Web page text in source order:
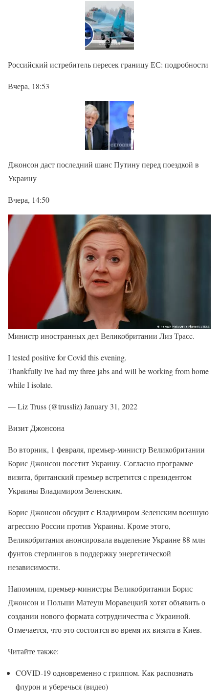
Российский истребитель пересек границу ЕС: подробности
Вчера, 18:53
Джонсон даст последний шанс Путину перед поездкой в
Украину
Вчера, 14:50
Министр иностранных дел Великобритании Лиз Трасc.
I tested positive for Covid this evening.
Thankfully Ive had my three jabs and will be working from home
while I isolate.
— Liz Truss (@trussliz) January 31, 2022
Визит Джонсона
Во вторник, 1 февраля, премьер-министр Великобритании
Борис Джонсон посетит Украину. Согласно программе
визита, британский премьер встретится с президентом
Украины Владимиром Зеленским.
Борис Джонсон обсудит с Владимиром Зеленским военную
агрессию России против Украины. Кроме этого,
Великобритания анонсировала выделение Украине 88 млн
фунтов стерлингов в поддержку энергетической
независимости.
Напомним, премьер-министры Великобритании Борис
Джонсон и Польши Матеуш Моравецкий хотят объявить о
создании нового формата сотрудничества с Украиной.
Отмечается, что это состоится во время их визита в Киев.
Читайте также:
COVID-19 одновременно с гриппом. Как распознать
флурон и уберечься (видео)